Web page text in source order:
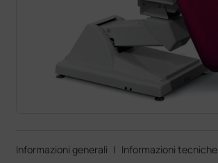
Informazioni generali | Informazioni tecniche